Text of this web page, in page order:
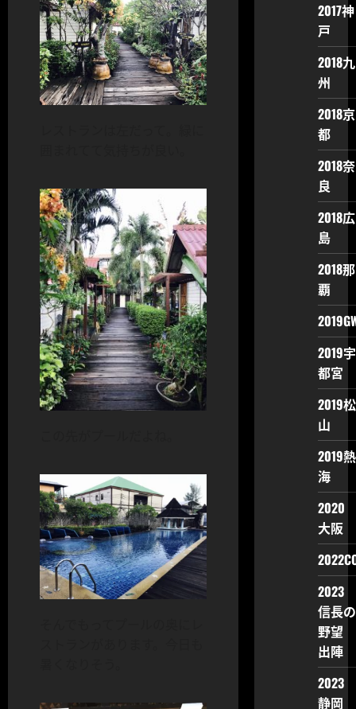
2017神
戸
2018九
州
2018京
都
2018奈
良
2018広
島
2018那
覇
2019宇
都宮
2019松
山
2019熱
海
2020
大阪
2023
信長の
野望
出陣
2023
静岡